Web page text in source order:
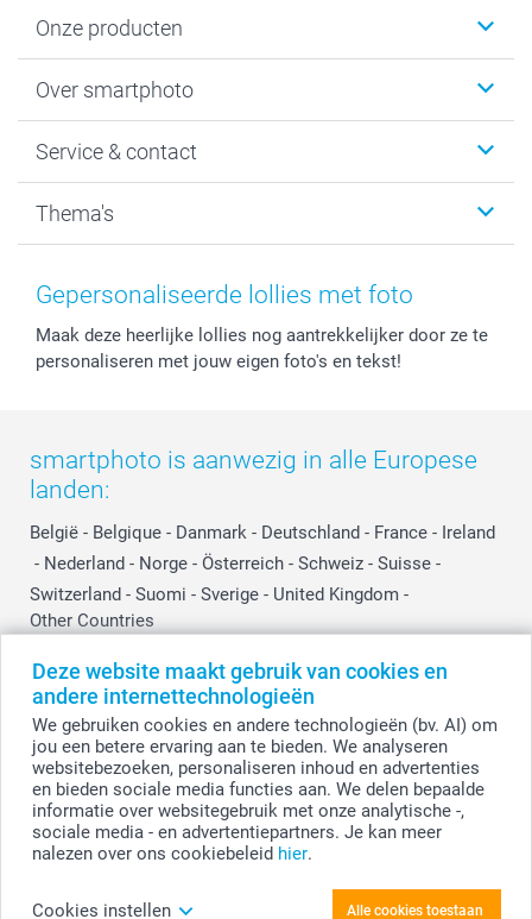
Deze website maakt gebruik van cookies en
andere internettechnologieën
We gebruiken cookies en andere technologieën (bv. AI) om
jou een betere ervaring aan te bieden. We analyseren
websitebezoeken, personaliseren inhoud en advertenties
en bieden sociale media functies aan. We delen bepaalde
informatie over websitegebruik met onze analytische -,
sociale media - en advertentiepartners. Je kan meer
nalezen over ons cookiebeleid hier.
Cookies instellen Alle cookies toestaan
Personaliseer je Lolly regenboog (set van 6)
Onze producten
Fotoboeken
Fotocadeaus
Kaarten
Over smartphoto
Vacatures
Bestelproces
Herroepingsrecht
Privacy
Cookiebeleid
Reviews
Service & contact
Tevredenheidsgarantie
Mijn orderstatus
smartbonus
smartfriends
service@smartphoto.nl
Influencer partnerprogramma
Thema's
Baby
Moederdag
Vaderdag
Huwelijk
Gepersonaliseerde lollies met foto
Maak deze heerlijke lollies nog aantrekkelijker door ze te
personaliseren met jouw eigen foto's en tekst!
smartphoto is aanwezig in alle Europese
landen:
België - Belgique - Danmark - Deutschland - France - Ireland
- Nederland - Norge - Österreich - Schweiz - Suisse -
Switzerland - Suomi - Sverige - United Kingdom -
Other Countries
© smartphoto group. Alle rechten voorbehouden.Disclaimer
Alle prijzen zijn in EURO (€) inclusief BTW en exclusief verzendkosten.